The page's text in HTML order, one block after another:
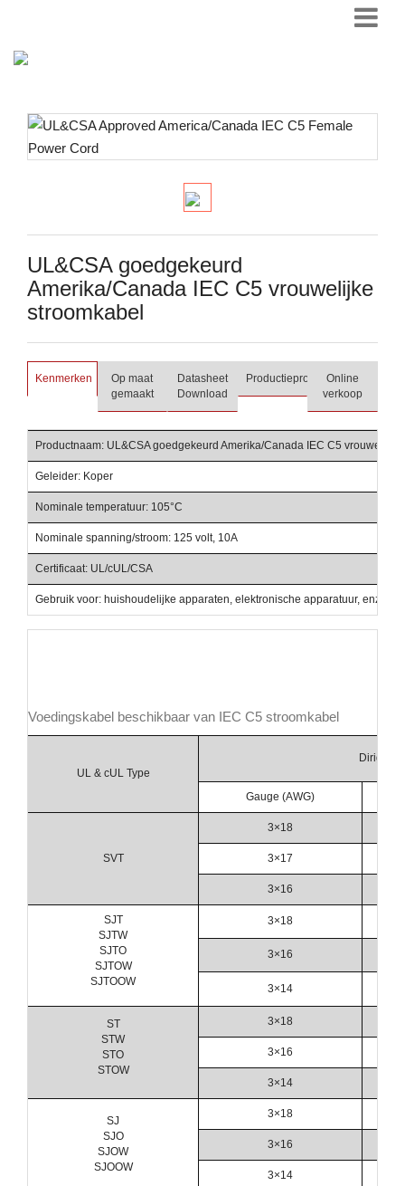
UL&CSA goedgekeurd
Amerika/Canada IEC C5 vrouwelijke
stroomkabel
Kenmerken
Op maat
gemaakt
Datasheet
Download
Productieproces Online
verkoop
Productnaam: UL&CSA goedgekeurd Amerika/Canada IEC C5 vrouwelijke
Geleider: Koper
Nominale temperatuur: 105°C
Nominale spanning/stroom: 125 volt, 10A
Certificaat: UL/cUL/CSA
Gebruik voor: huishoudelijke apparaten, elektronische apparatuur, enz.,
Voedingskabel beschikbaar van IEC C5 stroomkabel
UL & cUL Type
Dirigent
Gauge (AWG)
SVT
3×18
3×17
3×16
SJT
SJTW
SJTO
SJTOW
SJTOOW
3×18
3×16
3×14
ST
STW
STO
STOW
3×18
3×16
3×14
SJ
SJO
SJOW
SJOOW
3×18
3×16
3×14